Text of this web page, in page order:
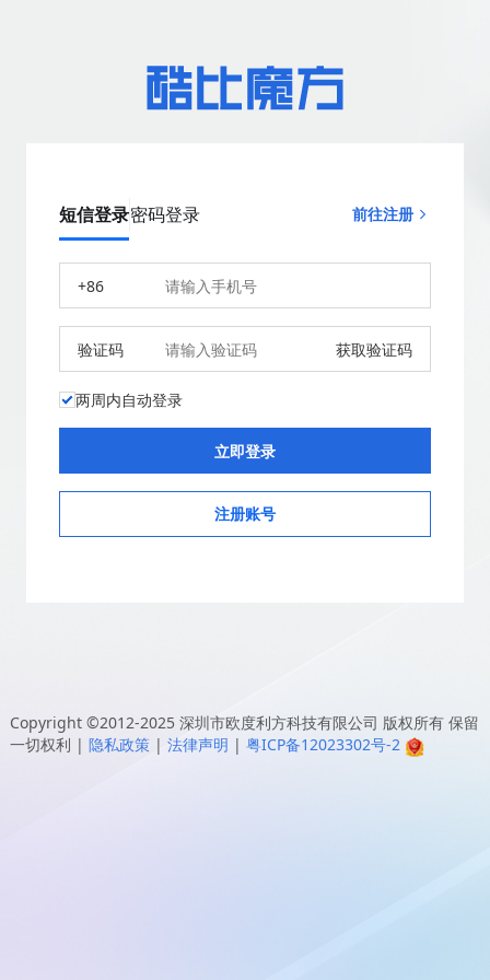
短信登录密码登录 前往注册
+86
验证码 获取验证码
两周内自动登录
注册账号
Copyright ©2012-2025 深圳市欧度利方科技有限公司 版权所有 保留
一切权利 | 隐私政策 | 法律声明 | 粤ICP备12023302号-2